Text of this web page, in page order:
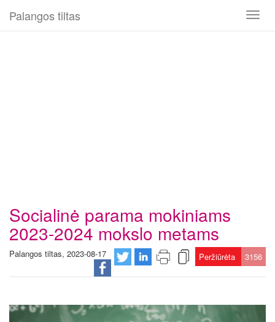
Toggle
Palangos tiltas
Socialinė parama mokiniams
2023-2024 mokslo metams
Palangos tiltas, 2023-08-17 Peržiūrėta 3156